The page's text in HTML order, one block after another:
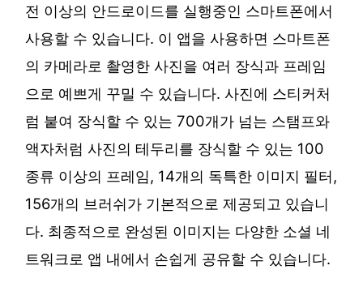
전 이상의 안드로이드를 실행중인 스마트폰에서
사용할 수 있습니다. 이 앱을 사용하면 스마트폰
의 카메라로 촬영한 사진을 여러 장식과 프레임
으로 예쁘게 꾸밀 수 있습니다. 사진에 스티커처
럼 붙여 장식할 수 있는 700개가 넘는 스탬프와
액자처럼 사진의 테두리를 장식할 수 있는 100
종류 이상의 프레임, 14개의 독특한 이미지 필터,
156개의 브러쉬가 기본적으로 제공되고 있습니
다. 최종적으로 완성된 이미지는 다양한 소셜 네
트워크로 앱 내에서 손쉽게 공유할 수 있습니다.